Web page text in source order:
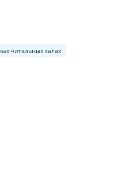
читальных залах